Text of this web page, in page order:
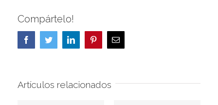
Compártelo!
FacebookTwitterLinkedInPinterestCorreo
electrónico
Artículos relacionados